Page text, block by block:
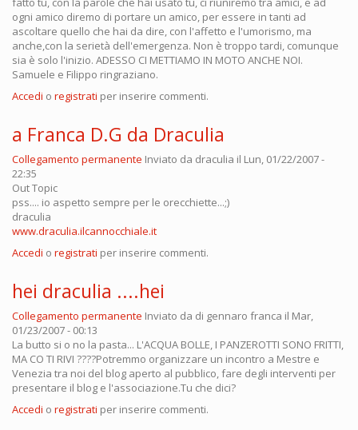
ogni amico diremo di portare un amico, per essere in tanti ad
ascoltare quello che hai da dire, con l'affetto e l'umorismo, ma
anche,con la serietà dell'emergenza. Non è troppo tardi, comunque
sia è solo l'inizio. ADESSO CI METTIAMO IN MOTO ANCHE NOI.
Samuele e Filippo ringraziano.
Accedi o registrati per inserire commenti.
a Franca D.G da Draculia
Collegamento permanente Inviato da draculia il Lun, 01/22/2007 -
22:35
Out Topic
pss.... io aspetto sempre per le orecchiette...;)
draculia
www.draculia.ilcannocchiale.it
Accedi o registrati per inserire commenti.
hei draculia ....hei
Collegamento permanente Inviato da di gennaro franca il Mar,
01/23/2007 - 00:13
La butto si o no la pasta... L'ACQUA BOLLE, I PANZEROTTI SONO FRITTI,
MA CO TI RIVI ????Potremmo organizzare un incontro a Mestre e
Venezia tra noi del blog aperto al pubblico, fare degli interventi per
presentare il blog e l'associazione.Tu che dici?
Accedi o registrati per inserire commenti.